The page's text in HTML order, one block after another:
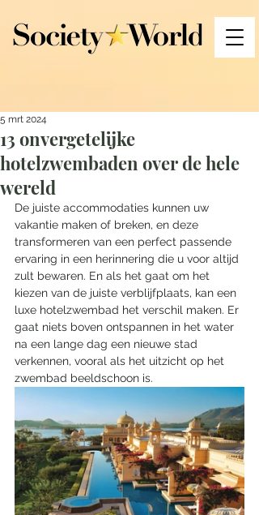
13 onvergetelijke
hotelzwembaden over de hele
wereld
5 mrt 2024
De juiste accommodaties kunnen uw
vakantie maken of breken, en deze
transformeren van een perfect passende
ervaring in een herinnering die u voor altijd
zult bewaren. En als het gaat om het
kiezen van de juiste verblijfplaats, kan een
luxe hotelzwembad het verschil maken. Er
gaat niets boven ontspannen in het water
na een lange dag een nieuwe stad
verkennen, vooral als het uitzicht op het
zwembad beeldschoon is.